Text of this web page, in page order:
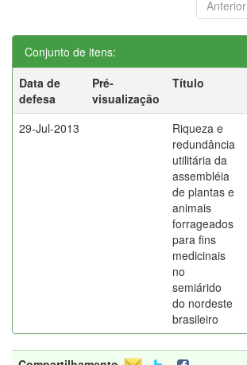
Anterior
Conjunto de itens:
Data de
defesa
Pré-
visualização
Título
29-Jul-2013
Riqueza e
redundância
utilitária da
assembléia
de plantas e
animais
forrageados
para fins
medicinais
no
semiárido
do nordeste
brasileiro